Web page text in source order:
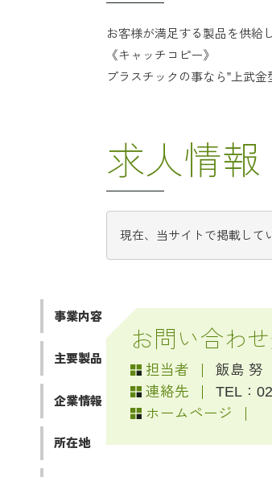
お客様が満足する製品を供給
《キャッチコピー》
プラスチックの事なら”上武
求人情報
現在、当サイトで掲載して
お問い合わ
担当者
飯島 努
連絡先
TEL：
ホームページ
事業内容
主要製品
企業情報
所在地